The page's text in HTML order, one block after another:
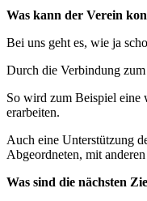
Was kann der Verein
Bei uns geht es, wie ja
Durch die Verbindung
So wird zum Beispiel eine
erarbeiten.
Auch eine Unterstützung
Abgeordneten, mit
Was sind die nächsten